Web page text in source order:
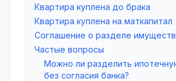
Квартира куплена до брака
Квартира куплена на маткапитал
Соглашение о разделе
Частые вопросы
Можно ли разделить
без согласия банка?